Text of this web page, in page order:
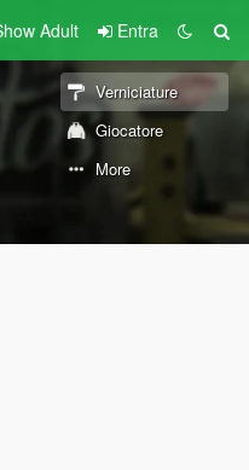
Adult Entra
Verniciature
Giocatore
More